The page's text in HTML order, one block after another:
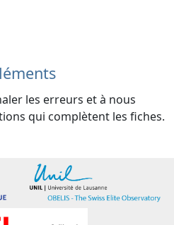
les erreurs et à nous
qui complètent les fiches.